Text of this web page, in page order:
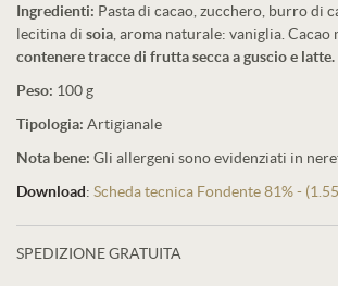
Ingredienti: Pasta di cacao, zucchero, burro di
lecitina di soia , aroma naturale: vaniglia. Cacao
contenere tracce di frutta secca a guscio e latte.
Peso: 100 g
Tipologia: Artigianale
Nota bene: Gli allergeni sono evidenziati in
Download: Scheda tecnica Fondente 81% -
SPEDIZIONE GRATUITA